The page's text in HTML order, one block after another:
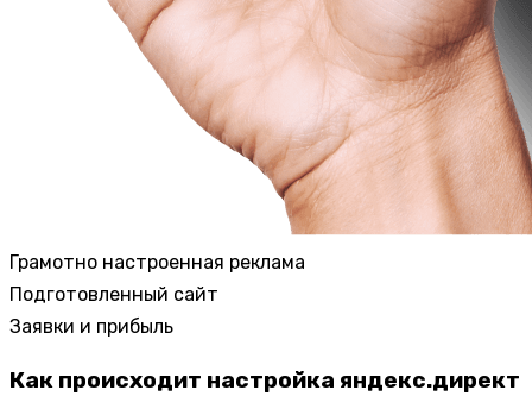
Грамотно настроенная реклама
Подготовленный сайт
Заявки и прибыль
Как происходит настройка яндекс.директ